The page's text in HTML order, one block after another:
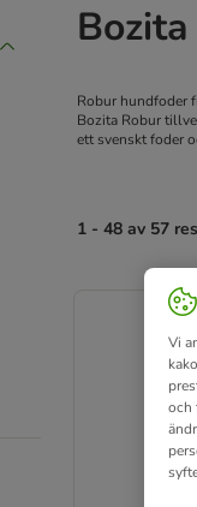
Robur hundfoder
Bozita Robur
ett svenskt foder
1 - 48 av 57
product items
Vi
och